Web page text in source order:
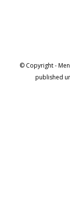
© Copyright -
published